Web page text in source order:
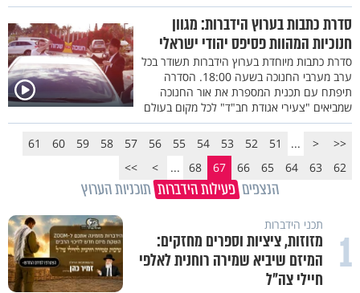
סדרת כתבות בערוץ הידברות: מגוון
חנוכיות המהוות פסיפס יהודי ישראלי
סדרת כתבות מיוחדת בערוץ הידברות תשודר בכל
ערב מערבי החנוכה בשעה 18:00. הסדרה
תיפתח עם תכנית המספרת את אור החנוכה
שמביאים "צעירי אגודת חב"ד" לכל מקום בעולם
<<
<
...
51
52
53
54
55
56
57
58
59
60
61
62
63
64
65
66
67
68
...
>
>>
הנצפים פעילות הידברות תוכניות הערוץ
1 תכני הידברות
מזוזות, ציציות וספרים מחזקים:
המיזם שיביא שמירה רוחנית לאלפי
חיילי צה"ל